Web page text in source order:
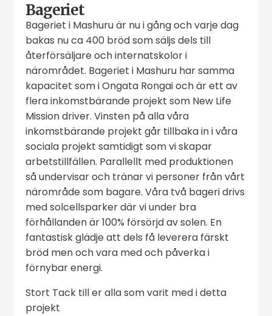
Bageriet
Bageriet i Mashuru är nu i gång och varje dag
bakas nu ca 400 bröd som säljs dels till
återförsäljare och internatskolor i
närområdet. Bageriet i Mashuru har samma
kapacitet som i Ongata Rongai och är ett av
flera inkomstbärande projekt som New Life
Mission driver. Vinsten på alla våra
inkomstbärande projekt går tillbaka in i våra
sociala projekt samtidigt som vi skapar
arbetstillfällen. Parallellt med produktionen
så undervisar och tränar vi personer från vårt
närområde som bagare. Våra två bageri drivs
med solcellsparker där vi under bra
förhållanden är 100% försörjd av solen. En
fantastisk glädje att dels få leverera färskt
bröd men och vara med och påverka i
förnybar energi.
Stort Tack till er alla som varit med i detta
projekt